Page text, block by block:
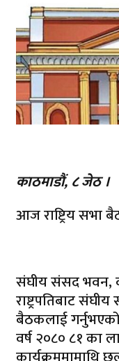
काठमाडौं, ८ जेठ ।
आज राष्ट्रिय सभा
संघीय संसद भवन,
राष्ट्रपतिबाट
बैठकलाई
वर्ष २०८० ८१ का